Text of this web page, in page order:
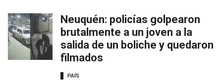
Neuquén: policías golpearon
brutalmente a un joven a la
salida de un boliche y quedaron
filmados
PAÍS